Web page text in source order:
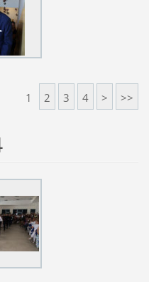
1 2 3 4 > >>